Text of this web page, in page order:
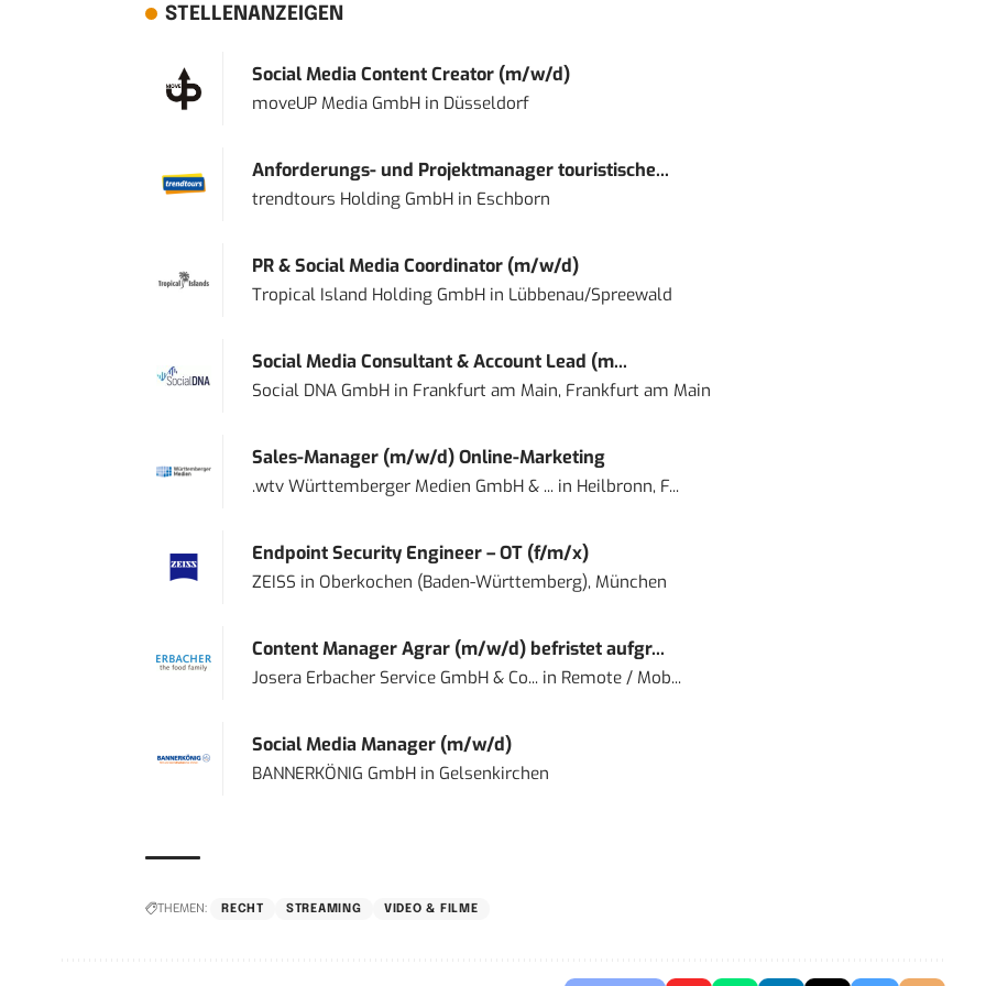
STELLENANZEIGEN
Social Media Content Creator (m/w/d)
moveUP Media GmbHin Düsseldorf
Anforderungs- und Projektmanager touristische...
trendtours Holding GmbHin Eschborn
PR & Social Media Coordinator (m/w/d)
Tropical Island Holding GmbHin Lübbenau/Spreewald
Social Media Consultant & Account Lead (m...
Social DNA GmbHin Frankfurt am Main, Frankfurt am Main
Sales-Manager (m/w/d) Online-Marketing
.wtv Württemberger Medien GmbH & ...in Heilbronn, F...
Endpoint Security Engineer – OT (f/m/x)
ZEISS in Oberkochen (Baden-Württemberg), München
Content Manager Agrar (m/w/d) befristet aufgr...
Josera Erbacher Service GmbH & Co...in Remote / Mob...
Social Media Manager (m/w/d)
BANNERKÖNIG GmbHin Gelsenkirchen
THEMEN: RECHT STREAMING VIDEO & FILME